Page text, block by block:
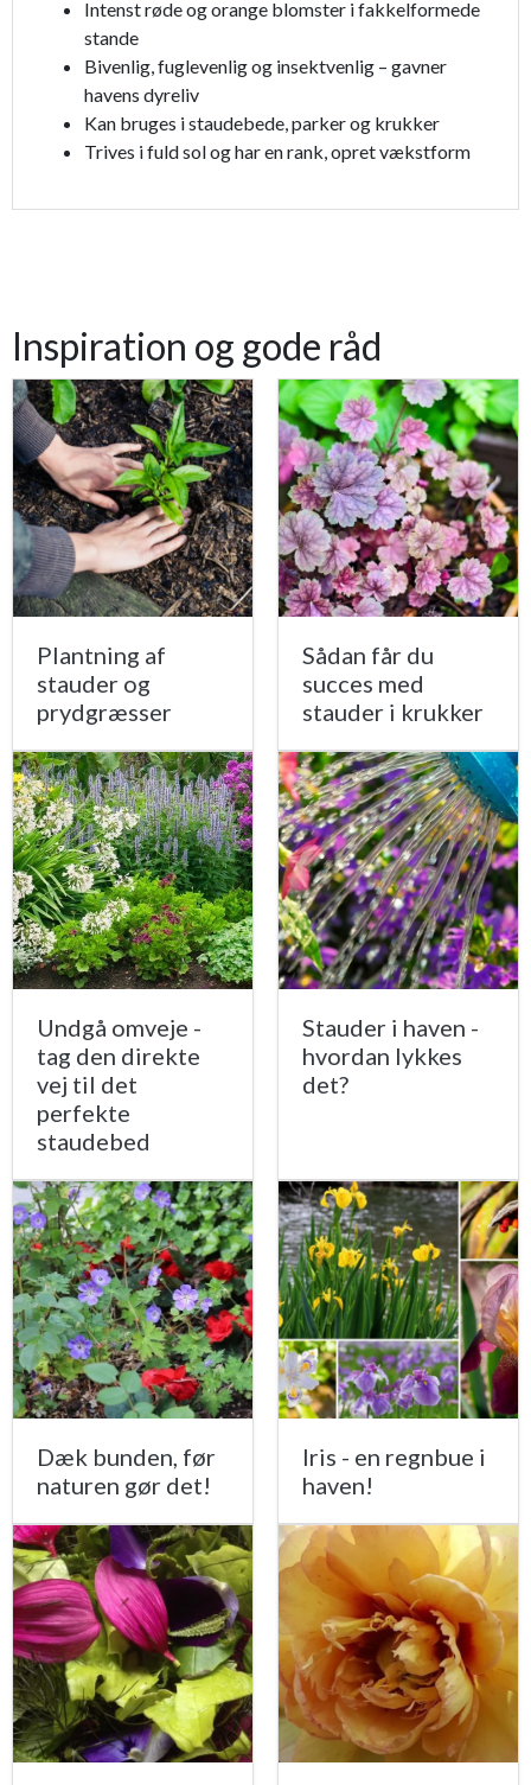
Intenst røde og orange blomster i fakkelformede
stande
Bivenlig, fuglevenlig og insektvenlig – gavner
havens dyreliv
Kan bruges i staudebede, parker og krukker
Trives i fuld sol og har en rank, opret vækstform
Inspiration og gode råd
Plantning af
stauder og
prydgræsser
Sådan får du
succes med
stauder i krukker
Undgå omveje -
tag den direkte
vej til det
perfekte
staudebed
Stauder i haven -
hvordan lykkes
det?
Dæk bunden, før
naturen gør det!
Iris - en regnbue i
haven!